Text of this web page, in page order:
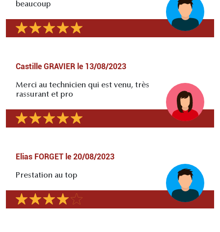
beaucoup
Castille GRAVIER le 13/08/2023
Merci au technicien qui est venu, très
rassurant et pro
Elias FORGET le 20/08/2023
Prestation au top